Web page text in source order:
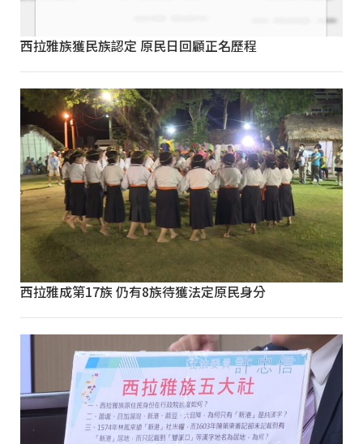
西拉雅族獲民族認定 原民日回顧正名歷程
西拉雅成第17族 仍有8族待獲法定原民身分